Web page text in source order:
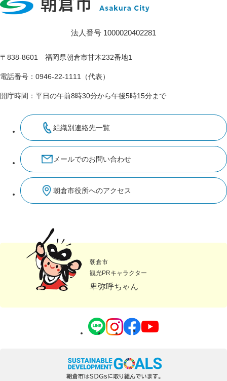
法人番号 1000020402281
〒838-8601 福岡県朝倉市甘木232番地1
電話番号：0946-22-1111（代表）
開庁時間：平日の午前8時30分から午後5時15分まで
組織別連絡先一覧
メールでのお問い合わせ
朝倉市役所へのアクセス
朝倉市
観光PRキャラクター
卑弥呼ちゃん